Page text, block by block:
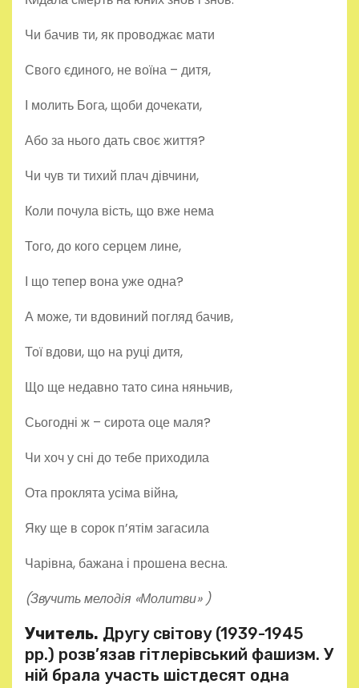
Чи бачив ти, як проводжає мати
Свого єдиного, не воїна – дитя,
І молить Бога, щоби дочекати,
Або за нього дать своє життя?
Чи чув ти тихий плач дівчини,
Коли почула вість, що вже нема
Того, до кого серцем лине,
І що тепер вона уже одна?
А може, ти вдовиний погляд бачив,
Тої вдови, що на руці дитя,
Що ще недавно тато сина няньчив,
Сьогодні ж – сирота оце маля?
Чи хоч у сні до тебе приходила
Ота проклята усіма війна,
Яку ще в сорок п’ятім загасила
Чарівна, бажана і прошена весна.
(Звучить мелодія «Молитви» )
Учитель. Другу світову (1939-1945
рр.) розв’язав гітлерівський фашизм. У
ній брала участь шістдесят одна